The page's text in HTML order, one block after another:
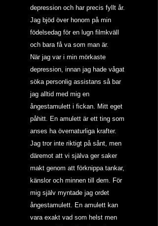
depression och har precis fyllt år.
Jag bjöd över honom på min
födelsedag för en lugn filmkväll
och bara få va som man är.
När jag var i min mörkaste
depression, innan jag hade vågat
söka personlig assistans så bar
jag alltid med mig en
ångestamulett i fickan. Mitt eget
påhitt. En amulett är ett ting som
anses ha övernaturliga krafter.
Jag tror inte riktigt på sånt, men
däremot att vi själva ger saker
makt genom att förknippa tankar,
känslor och minnen till dem. För
mig själv myntade jag ordet
ångestamulett. En amulett kan
vara exakt vad som helst men